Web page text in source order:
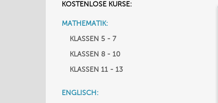
KOSTENLOSE KURSE:
MATHEMATIK:
KLASSEN 5 - 7
KLASSEN 8 - 10
KLASSEN 11 - 13
ENGLISCH: